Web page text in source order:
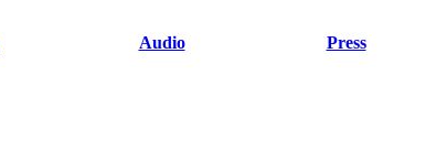
Audio Press